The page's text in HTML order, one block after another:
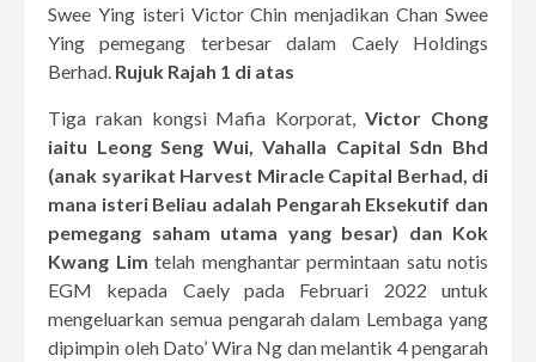
Swee Ying isteri Victor Chin menjadikan Chan Swee
Ying pemegang terbesar dalam Caely Holdings
Berhad. Rujuk Rajah 1 di atas
Tiga rakan kongsi Mafia Korporat,Victor Chong
iaitu Leong Seng Wui, Vahalla Capital Sdn Bhd
(anak syarikat Harvest Miracle Capital Berhad, di
mana isteri Beliau adalah Pengarah Eksekutif dan
pemegang saham utama yang besar) dan Kok
Kwang Lim telah menghantar permintaan satu notis
EGM kepada Caely pada Februari 2022 untuk
mengeluarkan semua pengarah dalam Lembaga yang
dipimpin oleh Dato’ Wira Ng dan melantik 4 pengarah